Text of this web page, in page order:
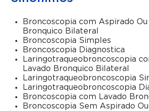
Broncoscopia com Aspirado Ou
Bronquico Bilateral
Broncoscopia Simples
Broncoscopia Diagnostica
Laringotraqueobroncoscopia
Lavado Bronquico Bilateral
Laringotraqueobroncoscopia
Laringotraqueobroncoscopia
Broncoscopia com Lavado
Broncoscopia Sem Aspirado